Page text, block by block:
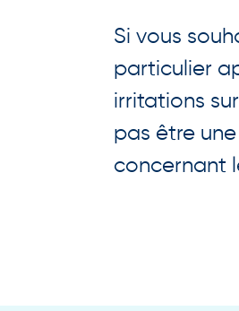
Si vous
particulier
irritations
pas être
concernant